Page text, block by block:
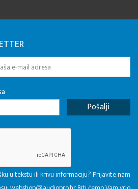
u tekstu ili krivu informaciju? Prijavite nam